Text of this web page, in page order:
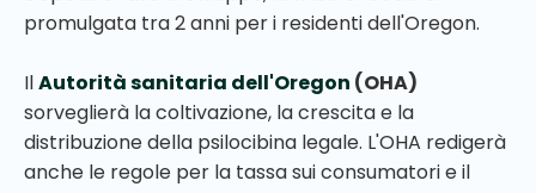
promulgata tra 2 anni per i residenti dell'Oregon.
IlAutorità sanitaria dell'Oregon (OHA)
sorveglierà la coltivazione, la crescita e la
distribuzione della psilocibina legale. L'OHA redigerà
anche le regole per la tassa sui consumatori e il